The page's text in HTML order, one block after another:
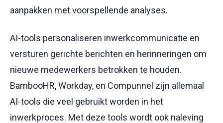
aanpakken met voorspellende analyses.
AI-tools personaliseren inwerkcommunicatie en
versturen gerichte berichten en herinneringen om
nieuwe medewerkers betrokken te houden.
BambooHR, Workday, en Compunnel zijn allemaal
AI-tools die veel gebruikt worden in het
inwerkproces. Met deze tools wordt ook naleving